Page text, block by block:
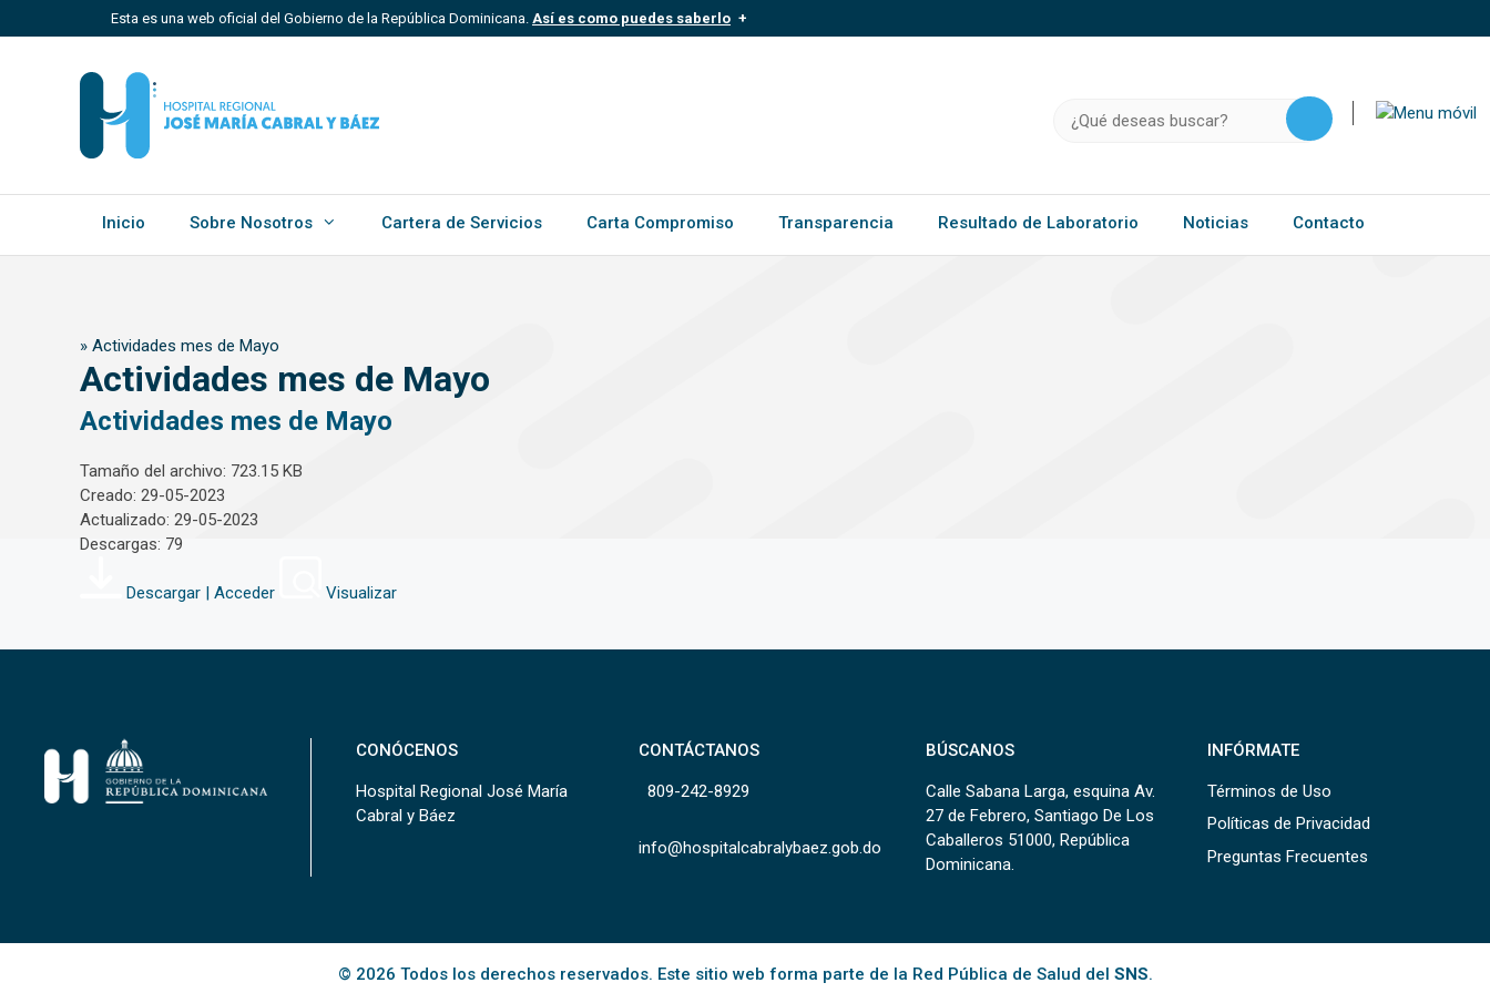
al
Esta es una web oficial del Gobierno de la República Dominicana. Así es como puedes saberlo
Un sitio .gob.do, .gov.do o .mil.do significa que pertenece a una organización oficial del
Estado dominicano.
Inicio Sobre Nosotros Cartera de Servicios Carta Compromiso Transparencia Resultado de Laboratorio Noticias Contacto
» Actividades mes de Mayo
Actividades mes de Mayo
Actividades mes de Mayo
Tamaño del archivo: 723.15 KB
Creado: 29-05-2023
Actualizado: 29-05-2023
Descargas: 79
Descargar | Acceder Visualizar
CONÓCENOS
Hospital Regional José María
Cabral y Báez
CONTÁCTANOS
809-242-8929
info@hospitalcabralybaez.gob.do
BÚSCANOS
Calle Sabana Larga, esquina Av.
27 de Febrero, Santiago De Los
Caballeros 51000, República
Dominicana.
INFÓRMATE
Términos de Uso
Políticas de Privacidad
Preguntas Frecuentes
© 2026 Todos los derechos reservados. Este sitio web forma parte de la Red Pública de Salud del SNS.